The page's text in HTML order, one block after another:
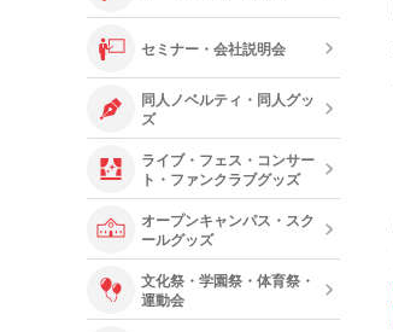
セミナー・会社説明会
同人ノベルティ・同人グッ
ズ
ライブ・フェス・コンサー
ト・ファンクラブグッズ
オープンキャンパス・スク
ールグッズ
文化祭・学園祭・体育祭・
運動会